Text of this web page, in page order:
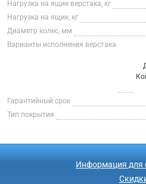
Нагрузка на ящик верстака, кг
Нагрузка на ящик, кг
Диаметр колес, мм
Варианты исполнения верстака
Гарантийный срок
Тип покрытия
Информация для